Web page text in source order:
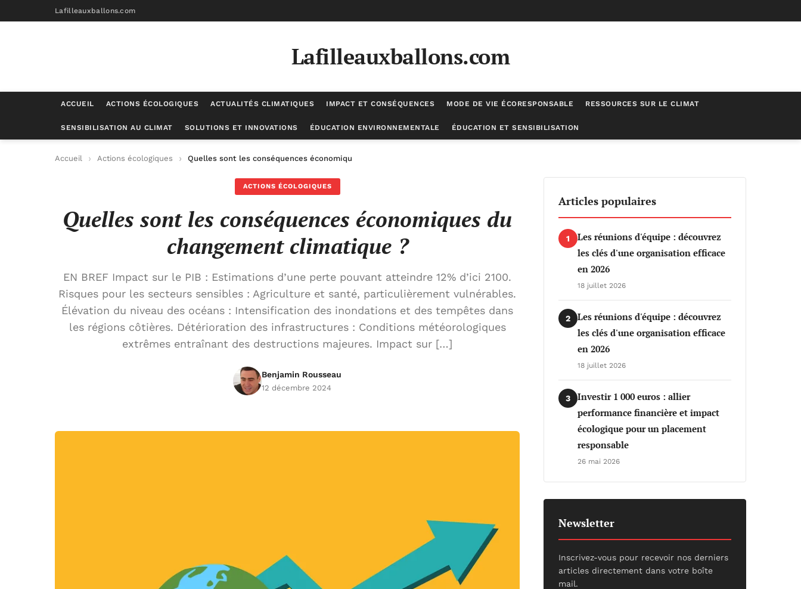
Lafilleauxballons.com
Lafilleauxballons.com
ACCUEIL ACTIONS ÉCOLOGIQUES ACTUALITÉS CLIMATIQUES IMPACT ET CONSÉQUENCES MODE DE VIE ÉCORESPONSABLE RESSOURCES SUR LE CLIMAT
SENSIBILISATION AU CLIMAT SOLUTIONS ET INNOVATIONS ÉDUCATION ENVIRONNEMENTALE ÉDUCATION ET SENSIBILISATION
Accueil Actions écologiques Quelles sont les conséquences économiques du changement climatique ?
ACTIONS ÉCOLOGIQUES
Quelles sont les conséquences économiques du
changement climatique ?
EN BREF Impact sur le PIB : Estimations d’une perte pouvant atteindre 12% d’ici 2100.
Risques pour les secteurs sensibles : Agriculture et santé, particulièrement vulnérables.
Élévation du niveau des océans : Intensification des inondations et des tempêtes dans
les régions côtières. Détérioration des infrastructures : Conditions météorologiques
extrêmes entraînant des destructions majeures. Impact sur […]
Benjamin Rousseau
12 décembre 2024
Articles populaires
1
Les réunions d'équipe : découvrez
les clés d'une organisation efficace
en 2026
18 juillet 2026
2
Les réunions d'équipe : découvrez
les clés d'une organisation efficace
en 2026
18 juillet 2026
3
Investir 1 000 euros : allier
performance financière et impact
écologique pour un placement
responsable
26 mai 2026
Newsletter
Inscrivez-vous pour recevoir nos derniers
articles directement dans votre boîte
mail.